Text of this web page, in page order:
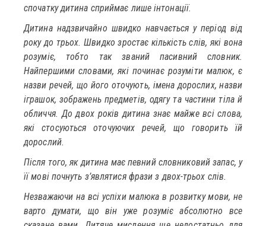
спочатку дитина сприймає лише інтонації.
Дитина надзвичайно швидко навчається у період від
року до трьох. Швидко зростає кількість слів, які вона
розуміє, тобто так званий пасивний словник.
Найпершими словами, які починає розуміти малюк, є
назви речей, що його оточують, імена дорослих, назви
іграшок, зображень предметів, одягу та частини тіла й
обличчя. До двох років дитина знає майже всі слова,
які стосуються оточуючих речей, що говорить їй
дорослий.
Після того, як дитина має певний словниковий запас, у
її мові почнуть з’являтися фрази з двох-трьох слів.
Незважаючи на всі успіхи малюка в розвитку мови, не
варто думати, що він уже розуміє абсолютно все